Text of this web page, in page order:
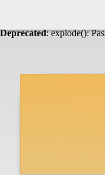
Deprecated: explode():
Théâtre &